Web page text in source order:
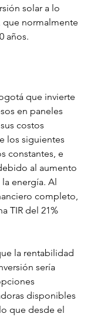
solar a lo
que normalmente
años.
que invierte
en paneles
costos
los siguientes
constantes, e
al aumento
energía. Al
completo,
TIR del 21%
la rentabilidad
sería
disponibles
que desde el